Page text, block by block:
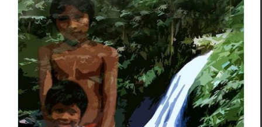
La Caraïbe aux visages d’Evelyne
Chicout
Essais & Chroniques Eve­lyne Chicout